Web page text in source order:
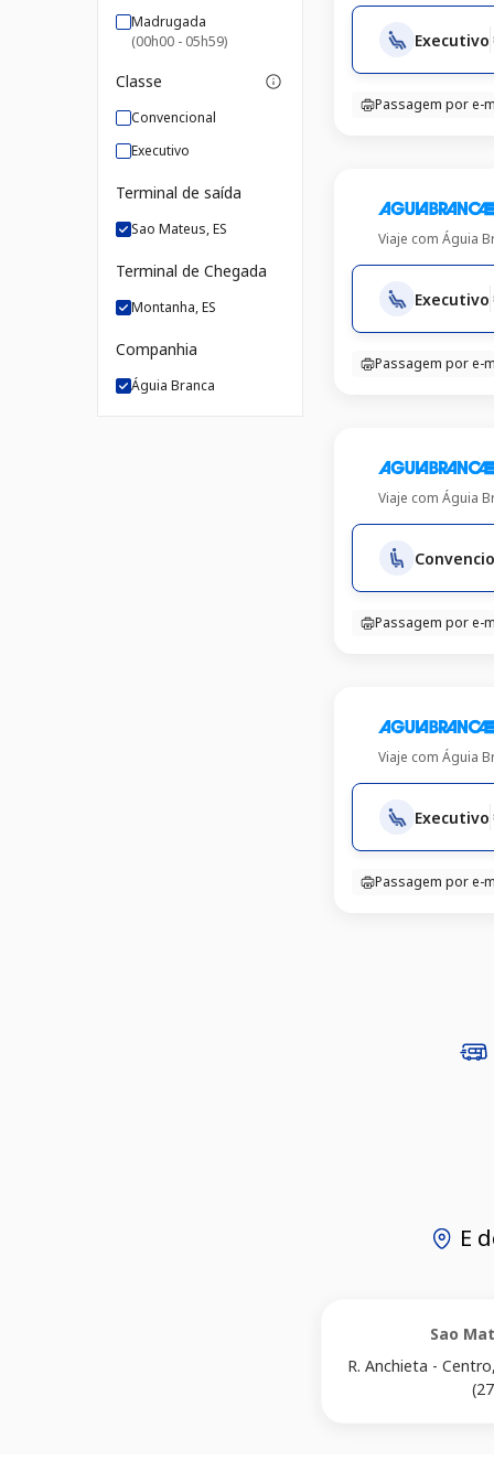
Madrugada
(00h00 - 05h59)
Classe
Convencional
Executivo
Terminal de saída
Sao Mateus, ES
Terminal de Chegada
Montanha, ES
Companhia
Águia Branca
Executivo
Passagem por e-
Viaje com Águia
Executivo
Passagem por e-
Viaje com Águia
Passagem por e-
Viaje com Águia
Executivo
Passagem por e-
E
Sao
R. Anchieta -